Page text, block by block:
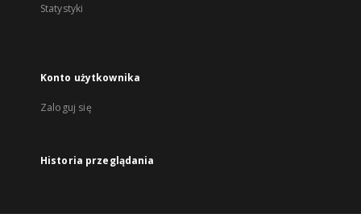
Statystyki
Konto użytkownika
Zaloguj się
Historia przeglądania